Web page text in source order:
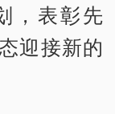
，表彰先
迎接新的